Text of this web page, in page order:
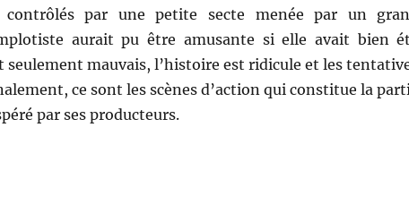
contrôlés par une petite secte menée par un
aurait pu être amusante si elle avait bien
mauvais, l’histoire est ridicule et les
ce sont les scènes d’action qui constitue la
par ses producteurs.